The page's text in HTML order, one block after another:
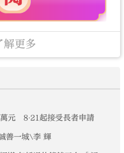
解更多
元 8‧21起接受長者申請
善一城\李 輝